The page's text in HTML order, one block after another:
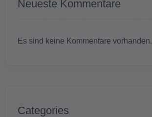
Neueste Kommentare
Es sind keine Kommentare vorhanden.
Categories